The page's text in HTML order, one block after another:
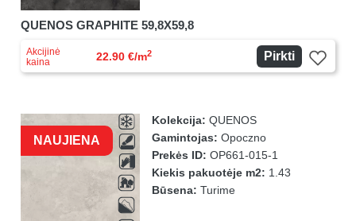
QUENOS GRAPHITE 59,8X59,8
Akcijinė
kaina
22.90 €/m2 Pirkti
NAUJIENA
Kolekcija: QUENOS
Gamintojas: Opoczno
Prekės ID: OP661-015-1
Kiekis pakuotėje m2: 1.43
Būsena: Turime